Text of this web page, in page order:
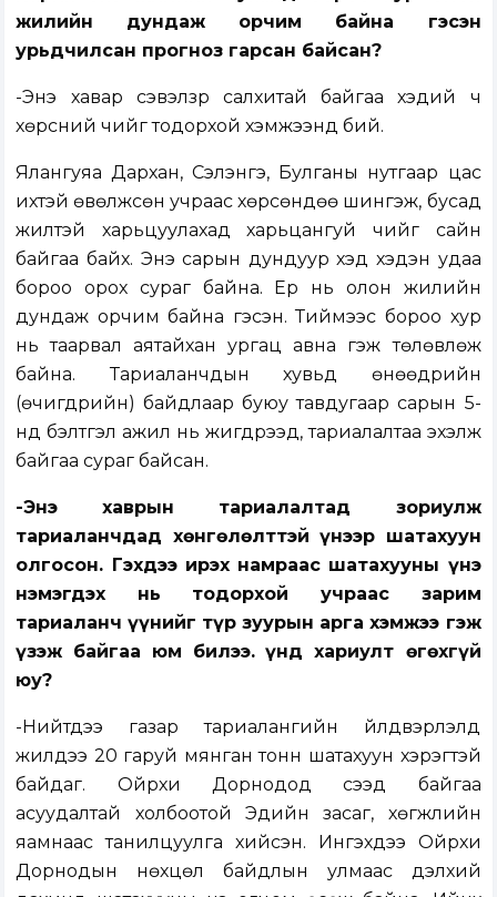
жилийн дундаж орчим байна гэсэн
урьдчилсан прогноз гарсан байсан?
-Энэ хавар сэвэлзүүр салхитай байгаа хэдий ч
хөрсний чийг тодорхой хэмжээнд бий.
Ялангуяа Дархан, Сэлэнгэ, Булганы нутгаар цас
ихтэй өвөлжсөн учраас хөрсөндөө шингэж, бусад
жилтэй харьцуулахад харьцангуй чийг сайн
байгаа байх. Энэ сарын дундуур хэд хэдэн удаа
бороо орох сураг байна. Ер нь олон жилийн
дундаж орчим байна гэсэн. Тиймээс бороо хур
нь таарвал аятайхан ургац авна гэж төлөвлөж
байна. Тариаланчдын хувьд өнөөдрийн
(өчигдрийн) байдлаар буюу тавдугаар сарын 5-
нд бэлтгэл ажил нь жигдрээд, тариалалтаа эхэлж
байгаа сураг байсан.
-Энэ хаврын тариалалтад зориулж
тариаланчдад хөнгөлөлттэй үнээр шатахуун
олгосон. Гэхдээ ирэх намраас шатахууны үнэ
нэмэгдэх нь тодорхой учраас зарим
тариаланч үүнийг түр зуурын арга хэмжээ гэж
үзэж байгаа юм билээ. Үүнд хариулт өгөхгүй
юу?
-Нийтдээ газар тариалангийн үйлдвэрлэлд
жилдээ 20 гаруй мянган тонн шатахуун хэрэгтэй
байдаг. Ойрхи Дорнодод үүсээд байгаа
асуудалтай холбоотой Эдийн засаг, хөгжлийн
яамнаас танилцуулга хийсэн. Ингэхдээ Ойрхи
Дорнодын нөхцөл байдлын улмаас дэлхий